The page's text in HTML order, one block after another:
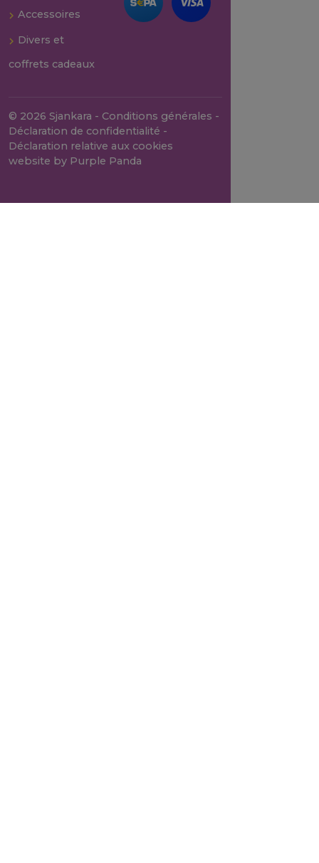
Accessoires
Divers et
coffrets cadeaux
© 2026 Sjankara - Conditions générales -
Déclaration de confidentialité -
Déclaration relative aux cookies
website by Purple Panda